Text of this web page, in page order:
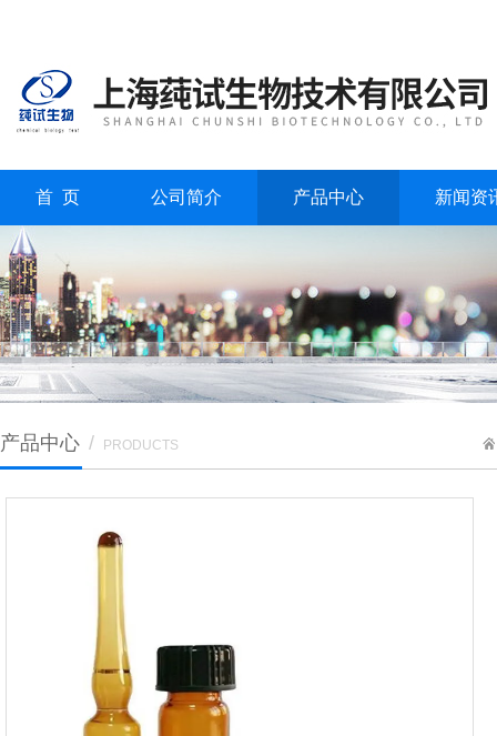
首 页 公司简介 产品中心 新闻资
产品中心 / PRODUCTS